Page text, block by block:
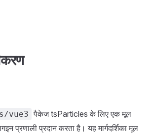
vue3 पैकेज tsParticles के लिए एक मूल
प्रणाली प्रदान करता है। यह मार्गदर्शिका मूल